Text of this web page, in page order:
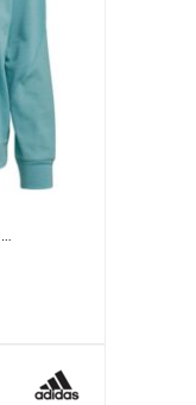
BLUZA DAMSKA ADIDAS UFORU SWEATSHIRT NIEBIESKA GS3893